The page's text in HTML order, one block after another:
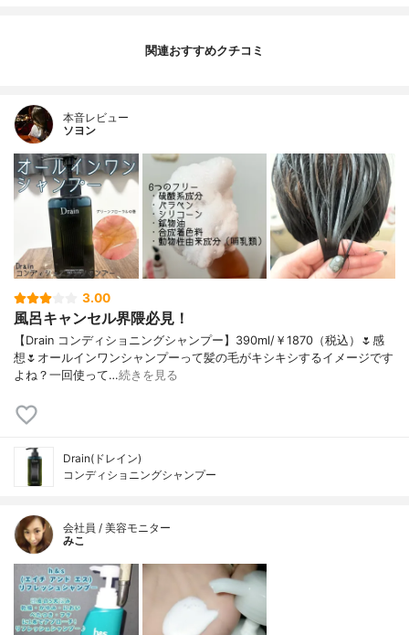
関連おすすめクチコミ
本音レビュー
ソヨン
3.00
風呂キャンセル界隈必見！
【Drain コンディショニングシャンプー】390ml/￥1870（税込）🌷感
想🌷オールインワンシャンプーって髪の毛がキシキシするイメージです
よね？一回使って…続きを見る
Drain(ドレイン)
コンディショニングシャンプー
会社員 / 美容モニター
みこ